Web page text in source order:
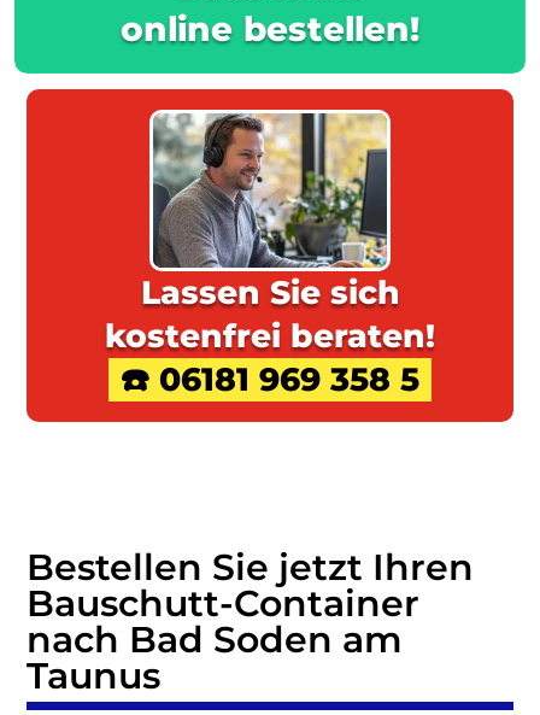
online bestellen!
Lassen Sie sich
kostenfrei beraten!
☎️ 06181 969 358 5
Bestellen Sie jetzt Ihren
Bauschutt-Container
nach Bad Soden am
Taunus